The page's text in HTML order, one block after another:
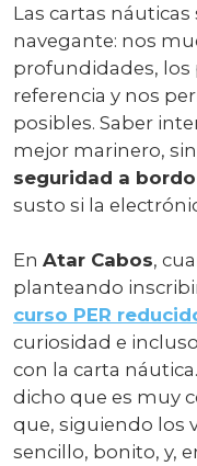
Las cartas
navegante: nos
profundidades, los
referencia y nos
posibles. Saber
mejor marinero,
seguridad a bordo
susto si la
En Atar Cabos,
planteando
curso PER
curiosidad e
con la carta
dicho que es muy
que, siguiendo los
sencillo, bonito, y,